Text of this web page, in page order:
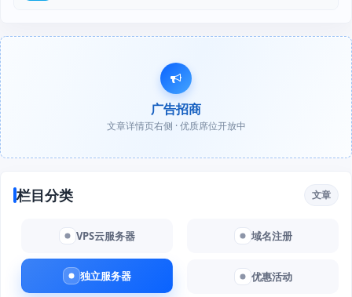
广告招商
文章详情页右侧 · 优质席位开放中
栏目分类 文章
VPS云服务器 域名注册
独立服务器 优惠活动